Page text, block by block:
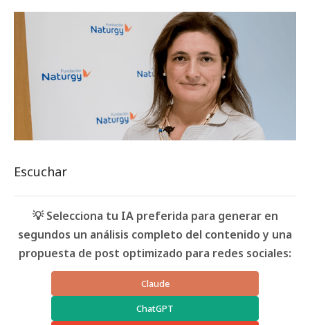
Escuchar
💡 Selecciona tu IA preferida para generar en
segundos un análisis completo del contenido y una
propuesta de post optimizado para redes sociales:
Claude
ChatGPT